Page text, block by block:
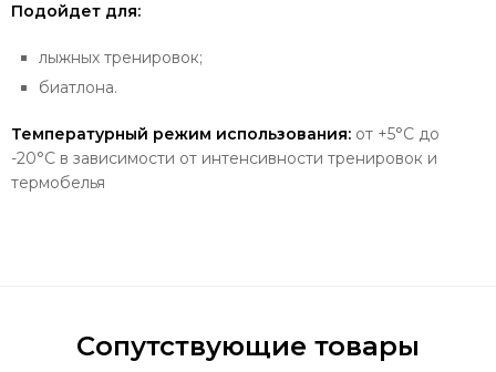
Подойдет для:
лыжных тренировок;
биатлона.
Температурный режим использования: от +5°С до
-20°С в зависимости от интенсивности тренировок и
термобелья
Сопутствующие товары